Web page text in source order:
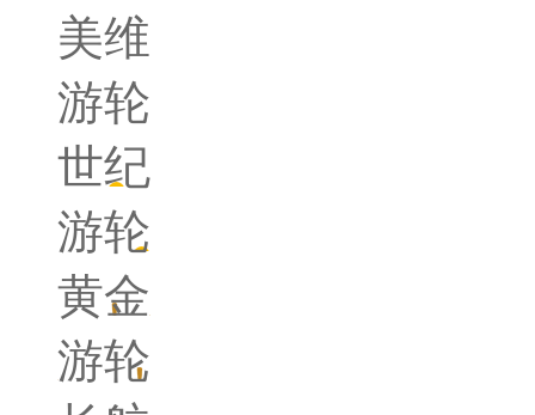
美维
游轮
世纪
游轮
黄金
游轮